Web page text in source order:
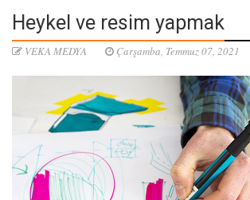
Heykel ve resim yapmak
VEKA MEDYA Çarşamba, Temmuz 07, 2021